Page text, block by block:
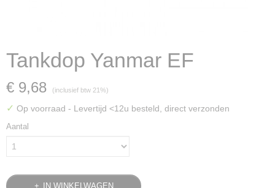
Tankdop Yanmar EF
€ 9,68 (inclusief btw 21%)
✓ Op voorraad - Levertijd <12u besteld, direct verzonden
Aantal
IN WINKELWAGEN